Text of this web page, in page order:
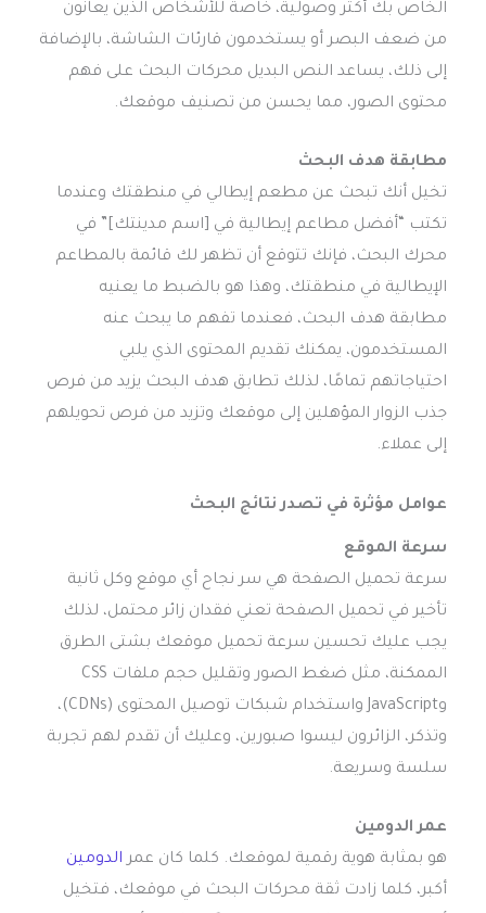
الخاص بك أكثر وصولية، خاصة للأشخاص الذين يعانون
من ضعف البصر أو يستخدمون قارئات الشاشة، بالإضافة
إلى ذلك، يساعد النص البديل محركات البحث على فهم
محتوى الصور، مما يحسن من تصنيف موقعك.
مطابقة هدف البحث
تخيل أنك تبحث عن مطعم إيطالي في منطقتك وعندما
تكتب “أفضل مطاعم إيطالية في [اسم مدينتك]” في
محرك البحث، فإنك تتوقع أن تظهر لك قائمة بالمطاعم
الإيطالية في منطقتك، وهذا هو بالضبط ما يعنيه
مطابقة هدف البحث، فعندما تفهم ما يبحث عنه
المستخدمون، يمكنك تقديم المحتوى الذي يلبي
احتياجاتهم تمامًا، لذلك تطابق هدف البحث يزيد من فرص
جذب الزوار المؤهلين إلى موقعك وتزيد من فرص تحويلهم
إلى عملاء.
عوامل مؤثرة في تصدر نتائج البحث
سرعة الموقع
سرعة تحميل الصفحة هي سر نجاح أي موقع وكل ثانية
تأخير في تحميل الصفحة تعني فقدان زائر محتمل، لذلك
يجب عليك تحسين سرعة تحميل موقعك بشتى الطرق
الممكنة، مثل ضغط الصور وتقليل حجم ملفات CSS
وJavaScript واستخدام شبكات توصيل المحتوى (CDNs)،
وتذكر، الزائرون ليسوا صبورين، وعليك أن تقدم لهم تجربة
سلسة وسريعة.
عمر الدومين
هو بمثابة هوية رقمية لموقعك. كلما كان عمر الدومين
أكبر، كلما زادت ثقة محركات البحث في موقعك، فتخيل